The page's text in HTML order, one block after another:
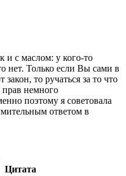
и с маслом: у кого-то
нет. Только если Вы сами в
закон, то ручаться за то что
прав немного
поэтому я советовала
ответом в
Цитата